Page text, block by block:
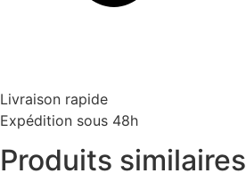
Livraison rapide
Expédition sous 48h
Produits similaires